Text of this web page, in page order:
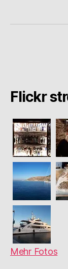
Flickr
Mehr Fotos